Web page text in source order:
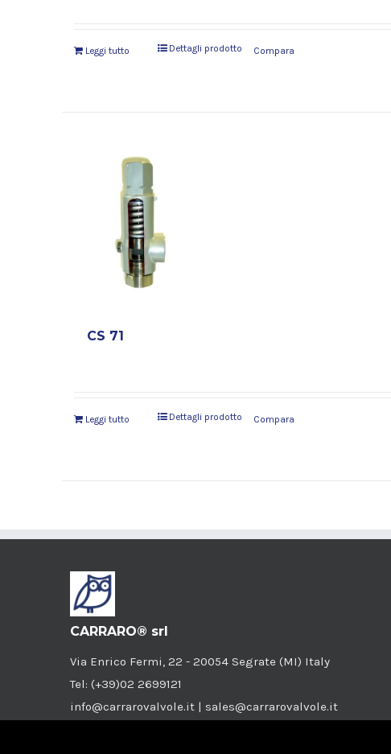
Leggi tutto Dettagli prodotto Compara
CS 71
Leggi tutto Dettagli prodotto Compara
CARRARO® srl
Via Enrico Fermi, 22 - 20054 Segrate (MI) Italy
Tel: (+39)02 2699121
info@carrarovalvole.it | sales@carrarovalvole.it